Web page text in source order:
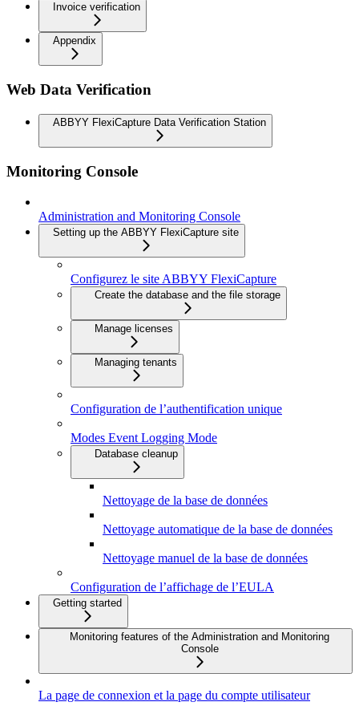
Invoice verification
Appendix
Web Data Verification
ABBYY FlexiCapture Data Verification Station
Monitoring Console
Administration and Monitoring Console
Setting up the ABBYY FlexiCapture site
Configurez le site ABBYY FlexiCapture
Create the database and the file storage
Manage licenses
Managing tenants
Configuration de l’authentification unique
Modes Event Logging Mode
Database cleanup
Nettoyage de la base de données
Nettoyage automatique de la base de données
Nettoyage manuel de la base de données
Configuration de l’affichage de l’EULA
Getting started
Monitoring features of the Administration and Monitoring
Console
La page de connexion et la page du compte utilisateur